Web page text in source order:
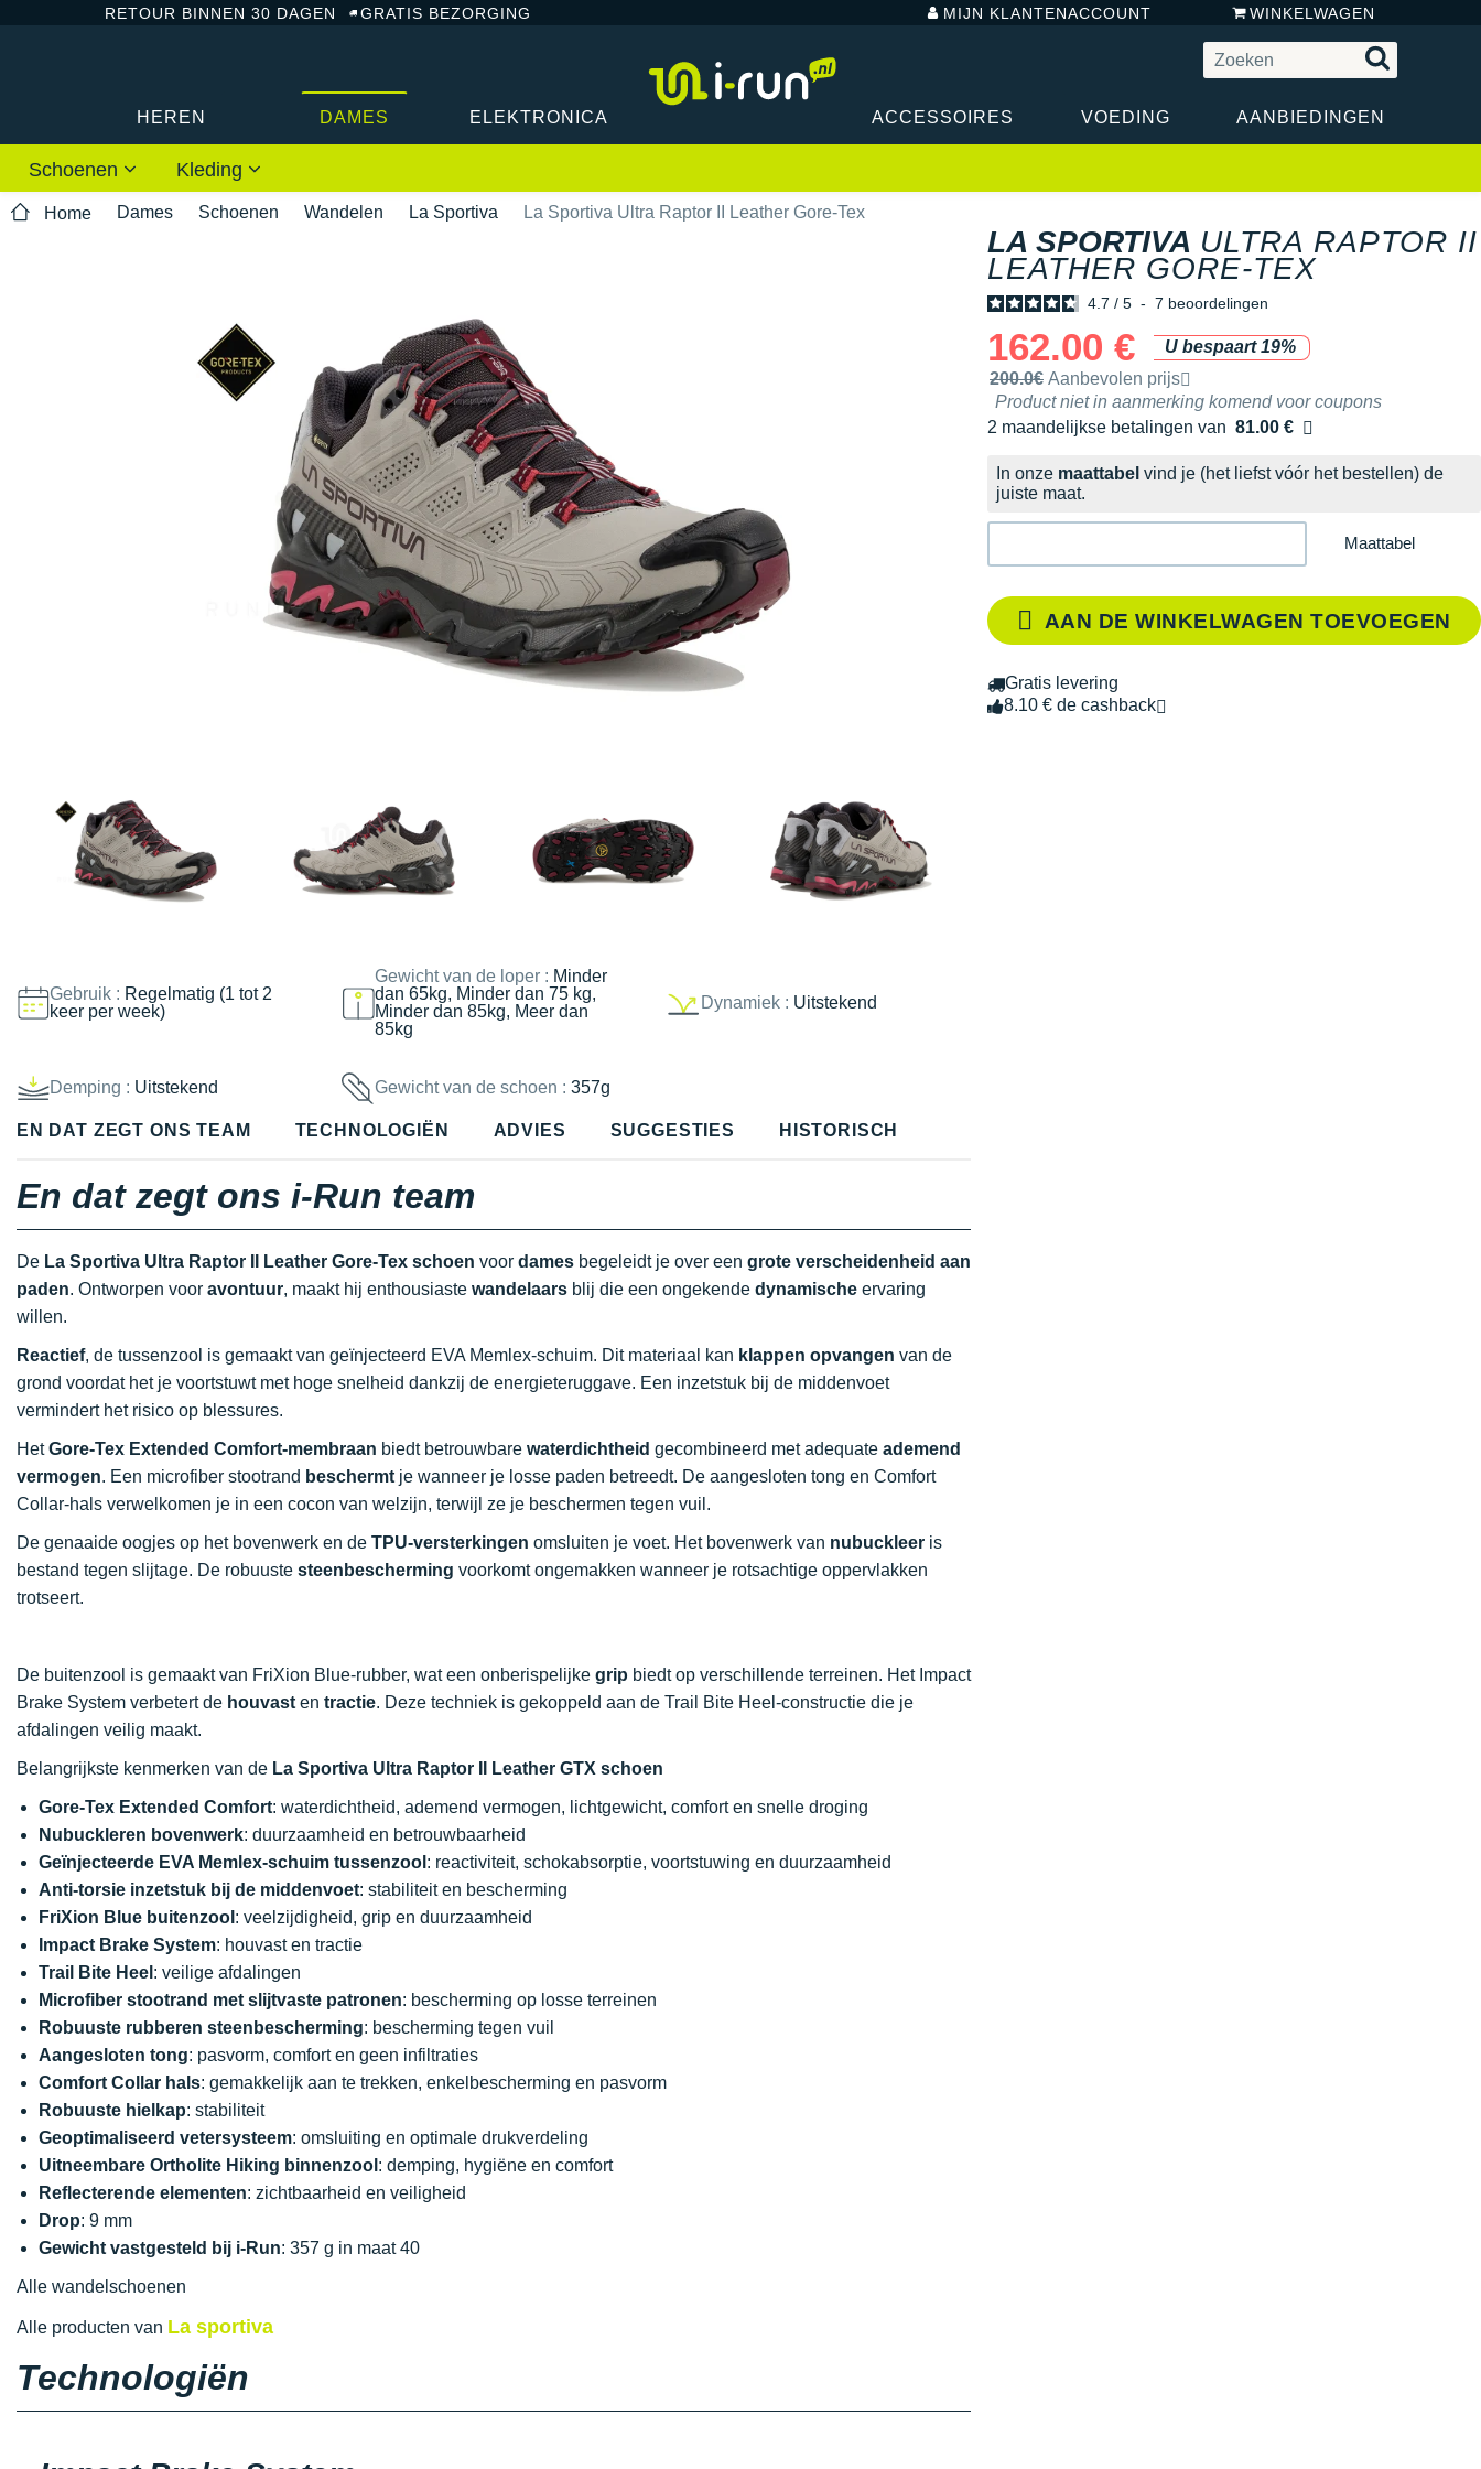
RETOUR BINNEN 30 DAGEN GRATIS BEZORGING MIJN KLANTENACCOUNT WINKELWAGEN
HEREN DAMES ELEKTRONICA ACCESSOIRES VOEDING AANBIEDINGEN
Schoenen Kleding
Home Dames Schoenen Wandelen La Sportiva La Sportiva Ultra Raptor II Leather Gore-Tex
Gebruik : Regelmatig (1 tot 2
keer per week)
Gewicht van de loper : Minder
dan 65kg, Minder dan 75 kg,
Minder dan 85kg, Meer dan
85kg
Dynamiek : Uitstekend
Demping : Uitstekend Gewicht van de schoen :357g
LA SPORTIVA ULTRA RAPTOR II
LEATHER GORE-TEX
4.7 / 5 - 7 beoordelingen
162.00 €
U bespaart 19%
Door het merk aanbevolen verkoopprijs
200.0€ Aanbevolen prijs
Product niet in aanmerking komend voor coupons
2 maandelijkse betalingen van 81.00 €
zonder kosten
In onze maattabel vind je (het liefst vóór het bestellen) de
juiste maat.
Maattabel
AAN DE WINKELWAGEN TOEVOEGEN
Gratis levering
8.10 € de cashback
EN DAT ZEGT ONS TEAM TECHNOLOGIËN ADVIES SUGGESTIES HISTORISCH
En dat zegt ons i-Run team
De La Sportiva Ultra Raptor II Leather Gore-Tex schoen voor dames begeleidt je over een grote verscheidenheid aan
paden. Ontworpen voor avontuur, maakt hij enthousiaste wandelaars blij die een ongekende dynamische ervaring
willen.
Reactief, de tussenzool is gemaakt van geïnjecteerd EVA Memlex-schuim. Dit materiaal kan klappen opvangen van de
grond voordat het je voortstuwt met hoge snelheid dankzij de energieteruggave. Een inzetstuk bij de middenvoet
vermindert het risico op blessures.
HetGore-Tex Extended Comfort-membraan biedt betrouwbare waterdichtheid gecombineerd met adequate ademend
vermogen. Een microfiber stootrand beschermt je wanneer je losse paden betreedt. De aangesloten tong en Comfort
Collar-hals verwelkomen je in een cocon van welzijn, terwijl ze je beschermen tegen vuil.
De genaaide oogjes op het bovenwerk en de TPU-versterkingen omsluiten je voet. Het bovenwerk van nubuckleer is
bestand tegen slijtage. De robuuste steenbescherming voorkomt ongemakken wanneer je rotsachtige oppervlakken
trotseert.
De buitenzool is gemaakt van FriXion Blue-rubber, wat een onberispelijke grip biedt op verschillende terreinen. Het Impact
Brake System verbetert de houvast en tractie. Deze techniek is gekoppeld aan de Trail Bite Heel-constructie die je
afdalingen veilig maakt.
Belangrijkste kenmerken van de La Sportiva Ultra Raptor II Leather GTX schoen
Gore-Tex Extended Comfort: waterdichtheid, ademend vermogen, lichtgewicht, comfort en snelle droging
Nubuckleren bovenwerk: duurzaamheid en betrouwbaarheid
Geïnjecteerde EVA Memlex-schuim tussenzool : reactiviteit, schokabsorptie, voortstuwing en duurzaamheid
Anti-torsie inzetstuk bij de middenvoet: stabiliteit en bescherming
FriXion Blue buitenzool : veelzijdigheid, grip en duurzaamheid
Impact Brake System: houvast en tractie
Trail Bite Heel : veilige afdalingen
Microfiber stootrand met slijtvaste patronen: bescherming op losse terreinen
Robuuste rubberen steenbescherming: bescherming tegen vuil
Aangesloten tong: pasvorm, comfort en geen infiltraties
Comfort Collar hals: gemakkelijk aan te trekken, enkelbescherming en pasvorm
Robuuste hielkap: stabiliteit
Geoptimaliseerd vetersysteem: omsluiting en optimale drukverdeling
Uitneembare Ortholite Hiking binnenzool : demping, hygiëne en comfort
Reflecterende elementen: zichtbaarheid en veiligheid
Drop: 9 mm
Gewicht vastgesteld bij i-Run: 357 g in maat 40
Alle wandelschoenen
Alle producten van La sportiva
Technologiën